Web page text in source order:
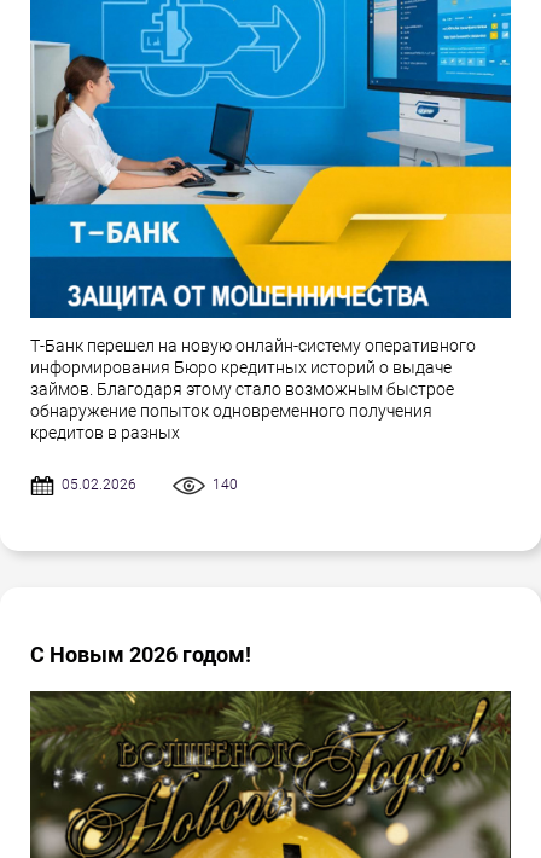
Т-Банк перешел на новую онлайн-систему оперативного
информирования Бюро кредитных историй о выдаче
займов. Благодаря этому стало возможным быстрое
обнаружение попыток одновременного получения
кредитов в разных
05.02.2026 140
С Новым 2026 годом!